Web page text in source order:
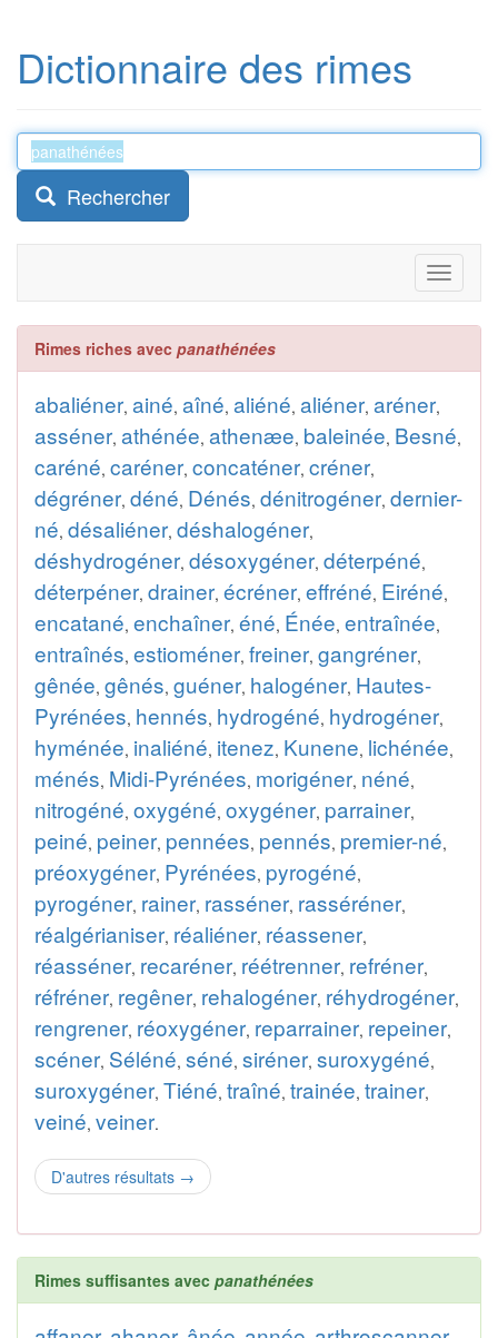
Dictionnaire des rimes
Rechercher
Toggle
Rimes riches avec panathénées
abaliéner, ainé, aîné, aliéné, aliéner, aréner,
asséner, athénée, athenæe, baleinée, Besné,
caréné, caréner, concaténer, créner,
dégréner, déné, Dénés, dénitrogéner, dernier-
né, désaliéner, déshalogéner,
déshydrogéner, désoxygéner, déterpéné,
déterpéner, drainer, écréner, effréné, Eiréné,
encatané, enchaîner, éné, Énée, entraînée,
entraînés, estioméner, freiner, gangréner,
gênée, gênés, guéner, halogéner, Hautes-
Pyrénées, hennés, hydrogéné, hydrogéner,
hyménée, inaliéné, itenez, Kunene, lichénée,
ménés, Midi-Pyrénées, morigéner, néné,
nitrogéné, oxygéné, oxygéner, parrainer,
peiné, peiner, pennées, pennés, premier-né,
préoxygéner, Pyrénées, pyrogéné,
pyrogéner, rainer, rasséner, rasséréner,
réalgérianiser, réaliéner, réassener,
réasséner, recaréner, réétrenner, refréner,
réfréner, regêner, rehalogéner, réhydrogéner,
rengrener, réoxygéner, reparrainer, repeiner,
scéner, Séléné, séné, siréner, suroxygéné,
suroxygéner, Tiéné, traîné, trainée, trainer,
veiné, veiner.
D'autres résultats →
Rimes suffisantes avec panathénées